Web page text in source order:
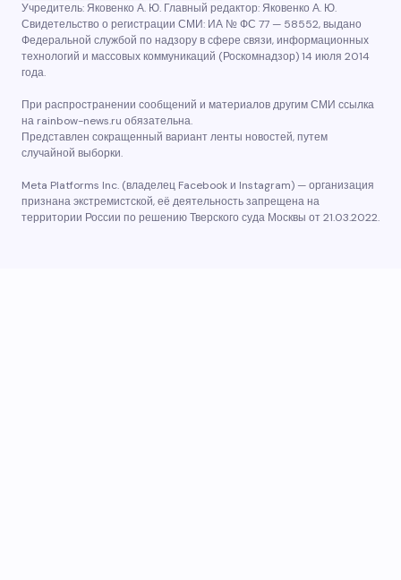
Учредитель: Яковенко А. Ю. Главный редактор: Яковенко А. Ю.
Свидетельство о регистрации СМИ: ИА № ФС 77 — 58552, выдано
Федеральной службой по надзору в сфере связи, информационных
технологий и массовых коммуникаций (Роскомнадзор) 14 июля 2014
года.
При распространении сообщений и материалов другим СМИ ссылка
на rainbow-news.ru обязательна.
Представлен сокращенный вариант ленты новостей, путем
случайной выборки.
Meta Platforms Inc. (владелец Facebook и Instagram) — организация
признана экстремистской, её деятельность запрещена на
территории России по решению Тверского суда Москвы от 21.03.2022.